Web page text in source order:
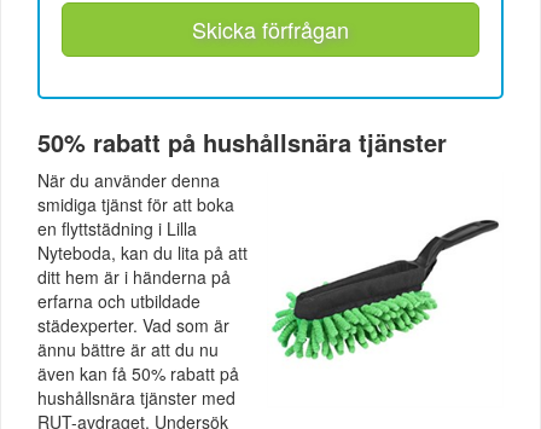
Skicka förfrågan
50% rabatt på hushållsnära tjänster
När du använder denna
smidiga tjänst för att boka
en flyttstädning i Lilla
Nyteboda, kan du lita på att
ditt hem är i händerna på
erfarna och utbildade
städexperter. Vad som är
ännu bättre är att du nu
även kan få 50% rabatt på
hushållsnära tjänster med
RUT-avdraget. Undersök